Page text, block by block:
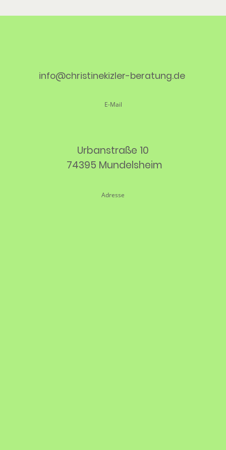
info@christinekizler-beratung.de
E-Mail
Urbanstraße 10
74395 Mundelsheim
Adresse